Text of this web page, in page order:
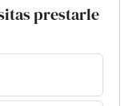
prestarle